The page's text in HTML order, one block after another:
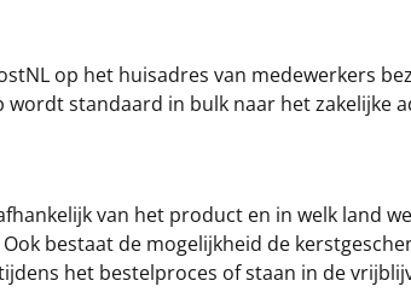
op het huisadres van medewerkers
standaard in bulk naar het zakelijke
van het product en in welk land
bestaat de mogelijkheid de
het bestelproces of staan in de